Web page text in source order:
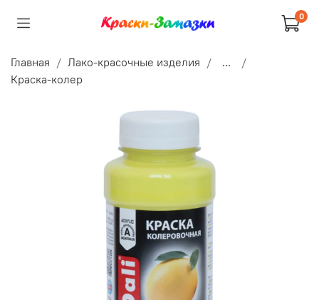
0
Главная Лако-красочные изделия
...
Краска-колер